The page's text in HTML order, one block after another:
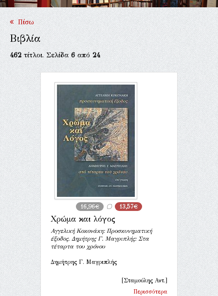
Επικοινωνία
Πίσω
Βιβλία
462τίτλοι. Σελίδα6από24
16,96€ 13,57€
Χρώμα και λόγος
Αγγελική Κοκονάκη: Προσκυνηματική
έξοδος. Δημήτρης Γ. Μαγριπλής: Στα
τέταρτα του χρόνου
Δημήτρης Γ. Μαγριπλής
[Σταμούλης Αντ.]
Περισσότερα